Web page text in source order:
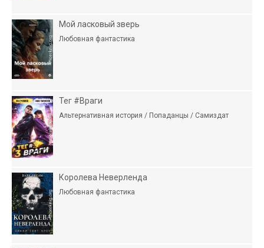
Мой ласковый зверь
Любовная фантастика
Тег #Враги
Альтернативная история / Попаданцы / Самиздат
Королева Неверленда
Любовная фантастика